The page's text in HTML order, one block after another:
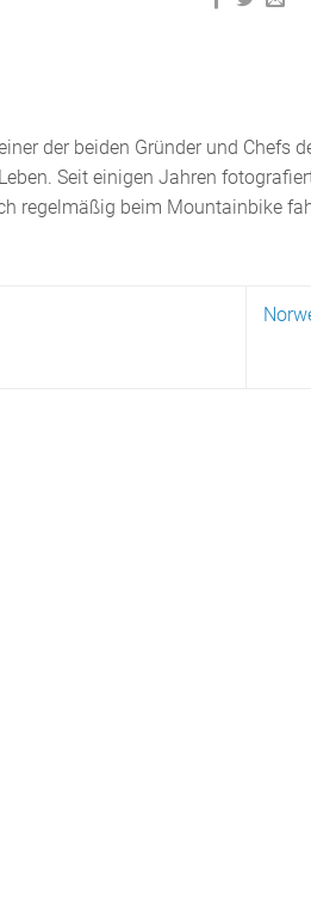
der beiden Gründer und Chefs
Seit einigen Jahren
regelmäßig beim Mountainbike